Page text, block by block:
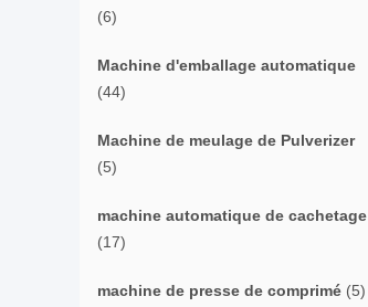
(6)
Machine d'emballage automatique
(44)
Machine de meulage de Pulverizer
(5)
machine automatique de cachetage
(17)
machine de presse de comprimé (5)